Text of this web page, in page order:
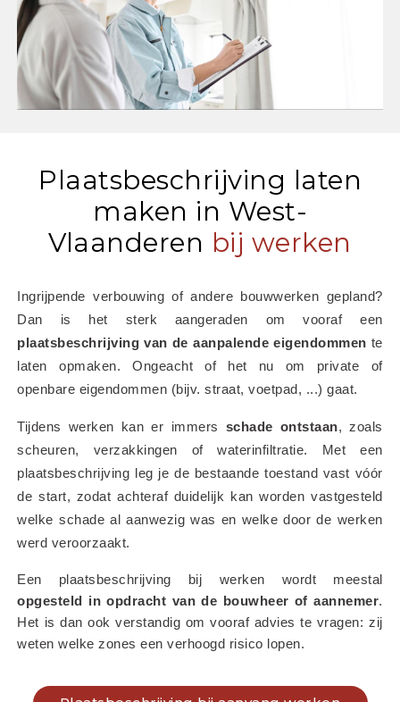
Plaatsbeschrijving laten
maken in West-
Vlaanderen bij werken
Ingrijpende verbouwing of andere bouwwerken gepland?
plaatsbeschrijving van de aanpalende eigendommen te
laten opmaken. Ongeacht of het nu om private of
openbare eigendommen (bijv. straat, voetpad, ...) gaat.
Tijdens werken kan er immers schade ontstaan, zoals
scheuren, verzakkingen of waterinfiltratie. Met een
plaatsbeschrijving leg je de bestaande toestand vast vóór
de start, zodat achteraf duidelijk kan worden vastgesteld
welke schade al aanwezig was en welke door de werken
werd veroorzaakt.
opgesteld in opdracht van de bouwheer of aannemer.
Het is dan ook verstandig om vooraf advies te vragen: zij
weten welke zones een verhoogd risico lopen.